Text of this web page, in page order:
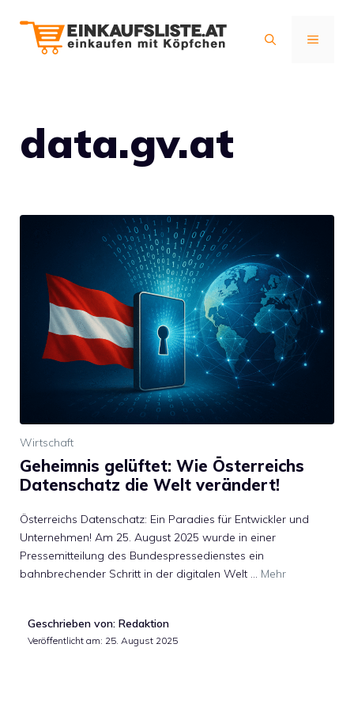
Inhalt
MENÜ
data.gv.at
Wirtschaft
Geheimnis gelüftet: Wie Österreichs
Datenschatz die Welt verändert!
Österreichs Datenschatz: Ein Paradies für Entwickler und
Unternehmen! Am 25. August 2025 wurde in einer
Pressemitteilung des Bundespressedienstes ein
bahnbrechender Schritt in der digitalen Welt … Mehr
Geschrieben von: Redaktion
Veröffentlicht am: 25. August 2025